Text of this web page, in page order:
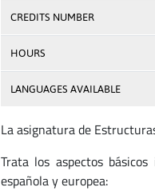
CREDITS NUMBER
HOURS
LANGUAGES AVAILABLE
La asignatura de
Trata los aspectos
española y europea: